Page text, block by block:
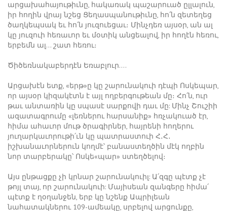
արցախահայութիւնը, հակառակ պաշարուած ըլլալուն,
իր հողին վրայ նշեց Ցեղասպանութիւնը, հո՛ն զետեղեց
ծաղկեպսակ եւ հո՛ն յուզուեցաւ։ Մինչդեռ այսօր, ան ալ
կը յուզուի հեռաւոր եւ մօտիկ անցեալով, իր հողէն հեռու,
երբեմն ալ… շատ հեռու։
Ծիծեռնակաբերդէն Եռաբլուր….
Արցախէն ետք, «երթ»ը կը շարունակուի դէպի Ոսկեպար,
որ այսօր կիզակէտն է այլ ողբերգութեան մը։ Հո՛ն, ուր
թաւ անտառին կը սպասէ սարքովի դաւ մը: Մինչ Շուշիի
ազատագրումը «լեռներու հարսանիք» հռչակուած էր,
հիմա ահաւոր մութ ծրագիրներ, հայրենի հողերու
յուղարկաւորութի՛ւն կը պատրաստուի Հ․Հ․
իշխանաւորներուն կողմէ՝ բանաստեղծին մէկ ողբին
նոր տարբերակը՝ Ոսկե«պար» ստեղծելով։
Այս ընթացքը չի կրնար շարունակուիլ: Ա՛զգը պէտք չէ
թոյլ տայ, որ շարունակուի: Մայիսեան զանգերը հիմա՛
պէտք է ղօղանջեն, երբ կը նշենք Ապրիլեան
նահատակներու 109-ամեակը, սրբելով արցունքը,